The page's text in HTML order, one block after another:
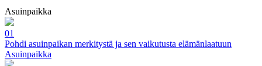
Asuinpaikka
01
Pohdi asuinpaikan merkitystä ja sen vaikutusta elämänlaatuun
Asuinpaikka